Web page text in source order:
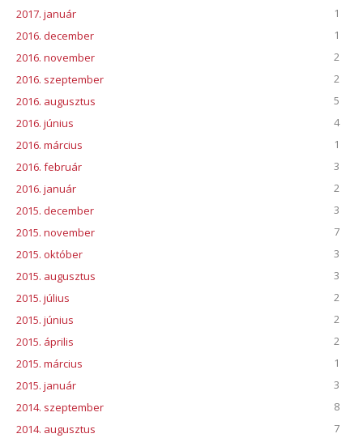
2017. január
1
2016. december
1
2016. november
2
2016. szeptember
2
2016. augusztus
5
2016. június
4
2016. március
1
2016. február
3
2016. január
2
2015. december
3
2015. november
7
2015. október
3
2015. augusztus
3
2015. július
2
2015. június
2
2015. április
2
2015. március
1
2015. január
3
2014. szeptember
8
2014. augusztus
7